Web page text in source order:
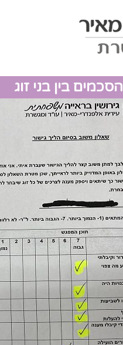
הסכמים בין בני זוג